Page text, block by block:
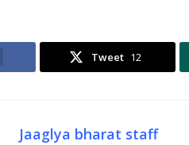
Tweet 12
Jaaglya bharat staff